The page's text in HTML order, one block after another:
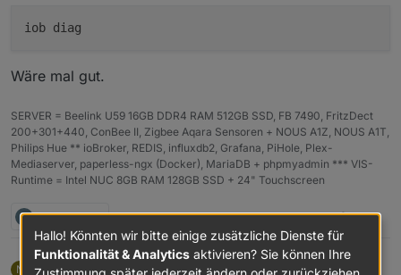
Wäre mal gut.
SERVER = Beelink U59 16GB DDR4 RAM 512GB SSD, FB 7490, FritzDect
200+301+440, ConBee II, Zigbee Aqara Sensoren + NOUS A1Z, NOUS A1T,
Philips Hue ** ioBroker, REDIS, influxdb2, Grafana, PiHole, Plex-
Mediaserver, paperless-ngx (Docker), MariaDB + phpmyadmin *** VIS-
Runtime = Intel NUC 8GB RAM 128GB SSD + 24" Touchscreen
B 1 Antwort 0
N nimsocschrieb am23. Nov. 2024, 18:34
Hallo! Könnten wir bitte einige zusätzliche Dienste für
Funktionalität & Analytics aktivieren? Sie können Ihre